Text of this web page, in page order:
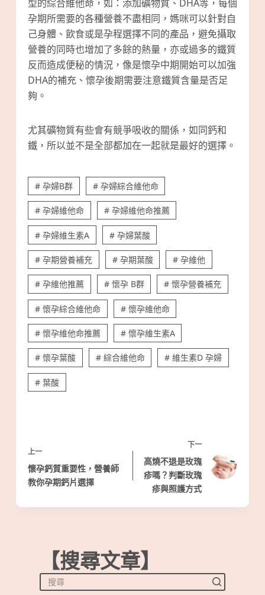
孕期所需要的各種營養不盡相同，媽咪可以針對自
己身體、飲食或是孕程選擇不同的產品，避免攝取
營養的同時也增加了多餘的熱量，亦或過多的鐵質
反而造成便秘的情況，像是懷孕中期開始可以加強
DHA的補充、懷孕後期需要注意鐵質含量是否足
夠。
尤其礦物質有些會有競爭吸收的關係，如同鈣和
鐵，所以並不是全部都加在一起就是最好的選擇。
# 孕婦B群
# 孕婦綜合維他命
# 孕婦維他命
# 孕婦維他命推薦
# 孕婦維生素A
# 孕婦葉酸
# 孕期營養補充
# 孕期葉酸
# 孕維他
# 孕維他推薦
# 懷孕 B群
# 懷孕營養補充
# 懷孕綜合維他命
# 懷孕維他命
# 懷孕維他命推薦
# 懷孕維生素A
# 懷孕葉酸
# 綜合維他命
# 維生素D 孕婦
# 葉酸
上一
懷孕鈣質重要性，營養師
教你孕期鈣片選擇
下一
高燒不退是玫瑰
疹嗎？判斷玫瑰
疹與照護方式
【搜尋文章】